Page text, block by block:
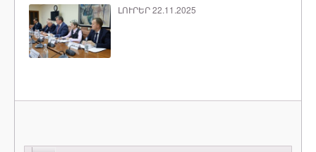
ԼՈՒՐԵՐ 22.11.2025